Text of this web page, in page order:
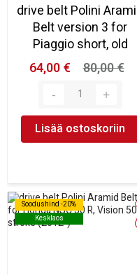
drive belt Polini
Belt version 3 for
Piaggio short, old
64,00 €
80,00 €
Lisää ostoskoriin
Soodushind -20%
Kesklaos
Soodushind -20%
Kesklaos